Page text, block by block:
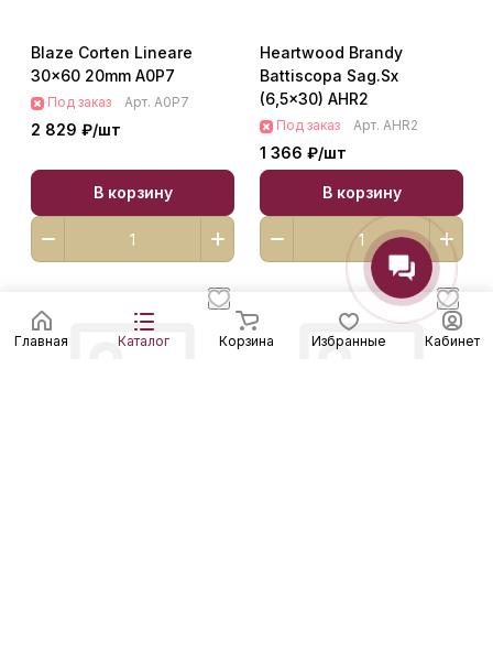
Blaze Corten Lineare
30x60 20mm A0P7
Под заказ Арт. A0P7
2 829 ₽/шт
В корзину
Heartwood Brandy
Battiscopa Sag.Sx
(6,5x30) AHR2
Под заказ Арт. AHR2
1 366 ₽/шт
В корзину
Главная Каталог Корзина Избранные Кабинет